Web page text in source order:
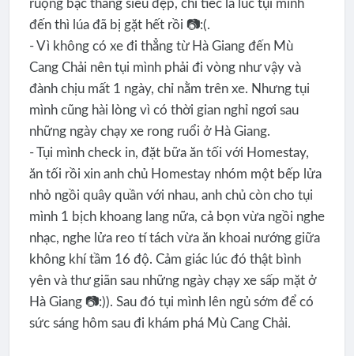
ruộng bậc thang siêu đẹp, chỉ tiếc là lúc tụi mình
đến thì lúa đã bị gặt hết rồi 📷:(.
- Vì không có xe đi thẳng từ Hà Giang đến Mù
Cang Chải nên tụi mình phải đi vòng như vậy và
đành chịu mất 1 ngày, chỉ nằm trên xe. Nhưng tụi
mình cũng hài lòng vì có thời gian nghỉ ngơi sau
những ngày chạy xe rong ruổi ở Hà Giang.
- Tụi mình check in, đặt bữa ăn tối với Homestay,
ăn tối rồi xin anh chủ Homestay nhóm một bếp lửa
nhỏ ngồi quây quần với nhau, anh chủ còn cho tụi
mình 1 bịch khoang lang nữa, cả bọn vừa ngồi nghe
nhạc, nghe lửa reo tí tách vừa ăn khoai nướng giữa
không khí tầm 16 độ. Cảm giác lúc đó thật bình
yên và thư giãn sau những ngày chạy xe sấp mặt ở
Hà Giang 📷:)). Sau đó tụi mình lên ngủ sớm để có
sức sáng hôm sau đi khám phá Mù Cang Chải.